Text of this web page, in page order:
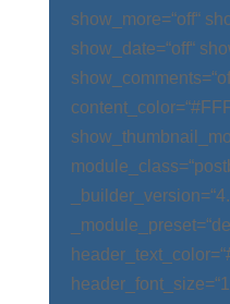
show_more=“off“
show_date=“off“